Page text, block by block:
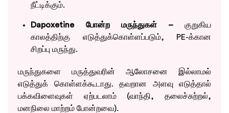
நீட்டிக்கும்.
Dapoxetine போன்ற மருந்துகள் –குறுகிய
காலத்திற்கு எடுத்துக்கொள்ளப்படும், PE-க்கான
சிறப்பு மருந்து.
மருந்துகளை மருத்துவரின் ஆலோசனை இல்லாமல்
எடுத்துக் கொள்ளக்கூடாது. தவறான அளவு எடுத்தால்
பக்கவிளைவுகள் ஏற்படலாம் (வாந்தி, தலைச்சுற்றல்,
மனநிலை மாற்றம் போன்றவை).